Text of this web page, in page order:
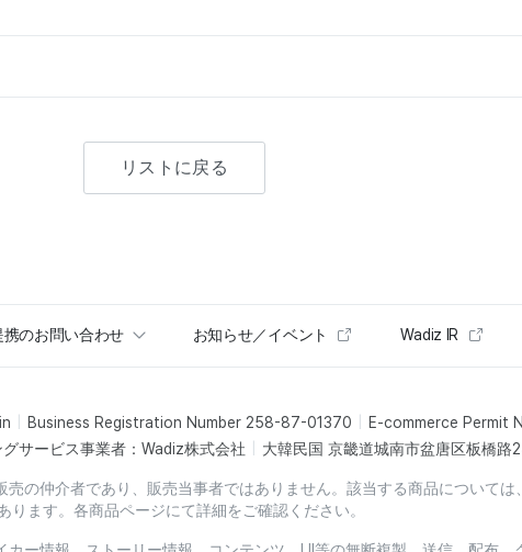
リストに戻る
携のお問い合わせ お知らせ／イベント Wadiz IR
Business Registration Number 258-87-01370
E-commerce Permit
サービス事業者：Wadiz株式会社 大韓民国 京畿道城南市盆唐区板橋路
の仲介者であり、販売当事者ではありません。該当する商品については
ます。各商品ページにて詳細をご確認ください。